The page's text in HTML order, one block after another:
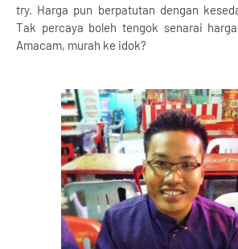
try. Harga pun berpatutan dengan
Tak percaya boleh tengok senarai
Amacam, murah ke idok?